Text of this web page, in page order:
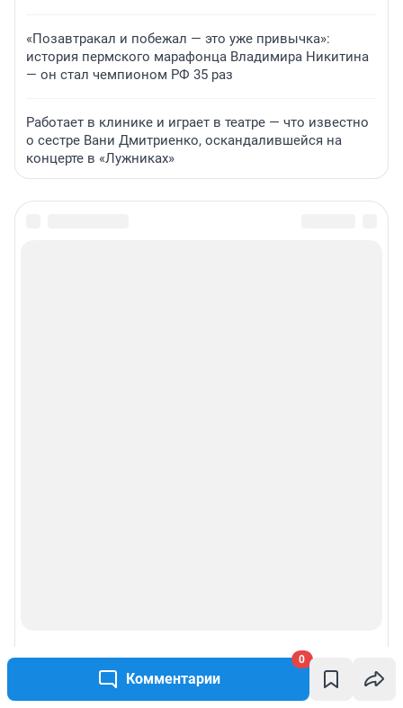
Комментарии
0
«Позавтракал и побежал — это уже привычка»:
история пермского марафонца Владимира Никитина
— он стал чемпионом РФ 35 раз
Работает в клинике и играет в театре — что известно
о сестре Вани Дмитриенко, оскандалившейся на
концерте в «Лужниках»